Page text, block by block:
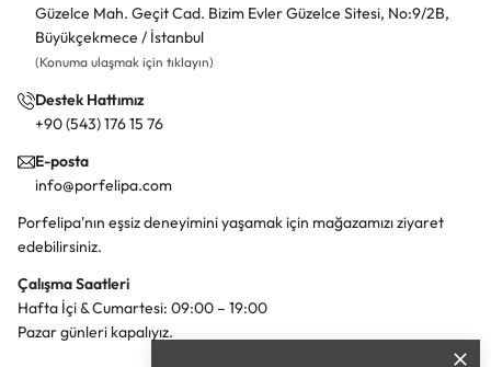
Güzelce Mah. Geçit Cad. Bizim Evler Güzelce Sitesi, No:9/2B,
Büyükçekmece / İstanbul
(Konuma ulaşmak için tıklayın)
Destek Hattımız
+90 (543) 176 15 76
E-posta
info@porfelipa.com
Porfelipa'nın eşsiz deneyimini yaşamak için mağazamızı ziyaret
edebilirsiniz.
Çalışma Saatleri
Hafta İçi & Cumartesi: 09:00 – 19:00
Pazar günleri kapalıyız.